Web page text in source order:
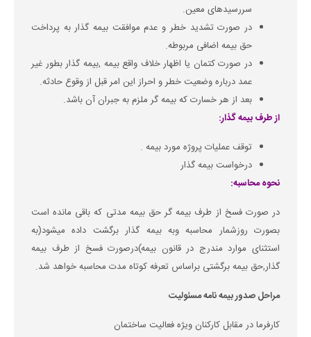
سررسیدهای معین.
در صورت تشدید خطر و عدم موافقت بیمه گذار به پرداخت
حق بیمه اضافی مربوطه.
در صورت کتمان یا اظهار خلاف واقع بیمه ,بیمه گذار بطور غیر
عمد درباره وضعیت خطر و احراز این امر قبل از وقوع حادثه.
بعد از هر خسارت که بیمه گر ملزم به جبران آن باشد.
از طرف بیمه گذار:
توقف عملیات پروژه مورد بیمه .
درخواست بیمه گذار
نحوه محاسبه:
در صورت فسخ از طرف بیمه گر حق بیمه مدتی که باقی مانده است
بصورت روزشمار محاسبه وبه بیمه گذار برگشت داده میشود(به
استثنای موارد مندرج در قانون بیمه)درصورت فسخ از طرف بیمه
گذار,حق بیمه برگشتی براساس تعرفه کوتاه مدت محاسبه خواهد شد.
مراحل صدور بیمه نامه مسئولیت
کارفرما در مقابل کارکنان ویژه فعالیت ساختمان